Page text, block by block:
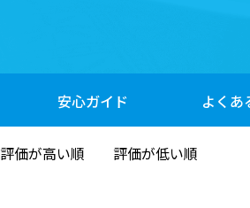
安心ガイド よくあ
評価が高い順 評価が低い順